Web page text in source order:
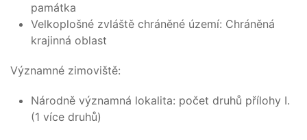
památka
Velkoplošné zvláště chráněné území: Chráněná
krajinná oblast
Významné zimoviště:
Národně významná lokalita: počet druhů přílohy I.
(1 více druhů)